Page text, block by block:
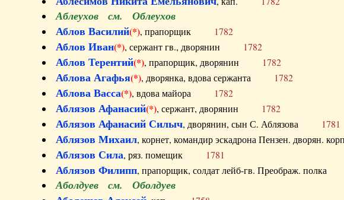
Аблеухов см. Облеухов
Аблов Василий(*), прапорщик 1782
Аблов Иван(*), сержант гв., дворянин 1782
Аблов Терентий(*), прапорщик, дворянин 1782
Аблова Агафья(*), дворянка, вдова сержанта 1782
Аблова Васса(*), вдова майора 1782
Аблязов Афанасий(*), сержант, дворянин 1782
Аблязов Афанасий Силыч, дворянин, сын С. Аблязова 1781
Аблязов Михаил, корнет, командир эскадрона Пензен. дворян.
Аблязов Сила, ряз. помещик 1781
Аблязов Филипп, прапорщик, солдат лейб-гв. Преображ. полка
Аболдуев см. Оболдуев